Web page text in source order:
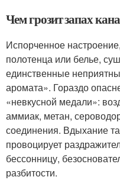
Чем грозит запах
Испорченное
полотенца или белье,
единственные
аромата». Гораздо
«невкусной медали»:
аммиак, метан,
соединения. Вдыхание
провоцирует
бессонницу,
разбитости.